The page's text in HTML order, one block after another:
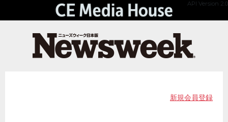
API Version 2.0
新規会員登録